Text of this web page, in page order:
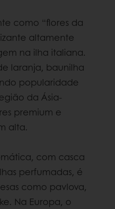
como “flores da
altamente
na ilha italiana.
laranja, baunilha
popularidade
da Ásia-
premium e
alta.
com casca
perfumadas, é
como pavlova,
Na Europa, o